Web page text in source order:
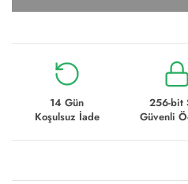
14 Gün
Koşulsuz İade
256-bit
Güvenli